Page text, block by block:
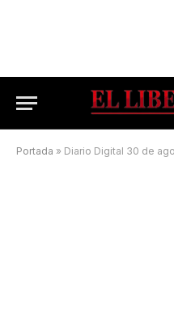
Portada » Diario Digital 30 de